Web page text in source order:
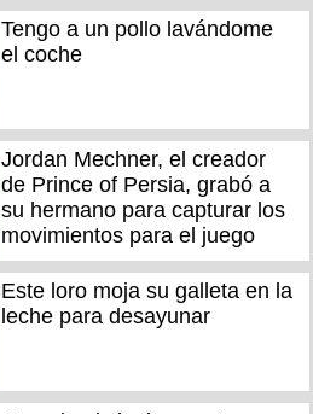
Tengo a un pollo lavándome
el coche
Jordan Mechner, el creador
de Prince of Persia, grabó a
su hermano para capturar los
movimientos para el juego
Este loro moja su galleta en la
leche para desayunar